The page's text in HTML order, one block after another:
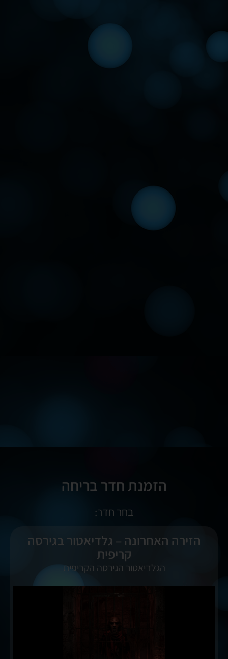
הזמנת חדר בריחה
בחר חדר:
הזירה האחרונה – גלדיאטור בגירסה
קריפית
הגלדיאטור הגירסה הקריפית